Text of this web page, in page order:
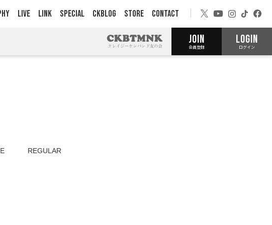
LIVE LINK SPECIAL CKBLOG STORE CONTACT
JOIN
会員登録
LOGIN
ログイン
REGULAR